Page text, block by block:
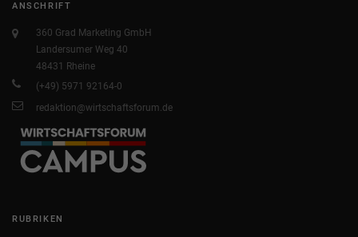
ANSCHRIFT
360 Grad Marketing GmbH
Landersumer Weg 40
48431 Rheine
(+49) 5971 92164-0
redaktion@wirtschaftsforum.de
RUBRIKEN